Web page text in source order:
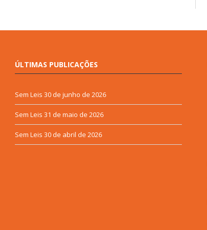
ÚLTIMAS PUBLICAÇÕES
Sem Leis 30 de junho de 2026
Sem Leis 31 de maio de 2026
Sem Leis 30 de abril de 2026